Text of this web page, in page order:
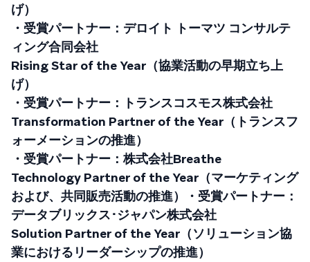
げ）
・受賞パートナー：デロイト トーマツ コンサルテ
ィング合同会社
Rising Star of the Year（協業活動の早期立ち上
げ）
・受賞パートナー：トランスコスモス株式会社
Transformation Partner of the Year（トランスフ
ォーメーションの推進）
・受賞パートナー：株式会社Breathe
Technology Partner of the Year（マーケティング
および、共同販売活動の推進）・受賞パートナー：
データブリックス･ジャパン株式会社
Solution Partner of the Year（ソリューション協
業におけるリーダーシップの推進）